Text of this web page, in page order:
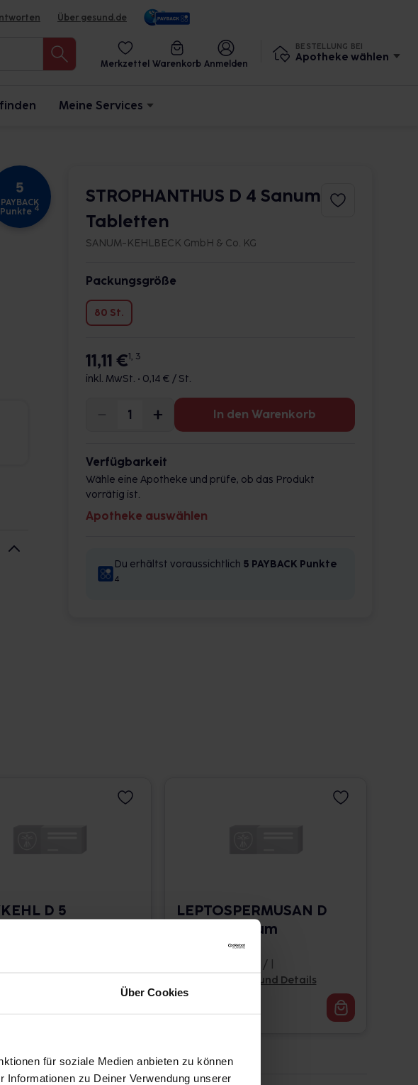
Über Cookies
für soziale Medien anbieten zu können
zu Deiner Verwendung unserer
Über gesund.de
Merkzettel Warenkorb Anmelden
BESTELLUNG BEI
Apotheke wählen
Meine Services
5
PAYBACK
Punkte 4
STROPHANTHUS D 4 Sanum
Tabletten
SANUM-KEHLBECK GmbH & Co. KG
Packungsgröße
80 St.
11,11 €1, 3
inkl. MwSt. • 0,14 € / St.
In den Warenkorb
Verfügbarkeit
Wähle eine Apotheke und prüfe, ob das Produkt
vorrätig ist.
Apotheke auswählen
Du erhältst voraussichtlich 5 PAYBACK Punkte
4
D 5
LEPTOSPERMUSAN D
4 Tropfen zum
Einnehmen
30 ml • 717,33 € / l
Pflichtangaben und Details